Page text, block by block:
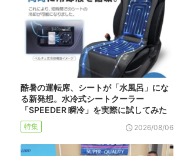
酷暑の運転席、シートが「水風呂」にな
る新発想。水冷式シートクーラー
「SPEEDER 瞬冷」を実際に試してみた
特集 2026/08/06